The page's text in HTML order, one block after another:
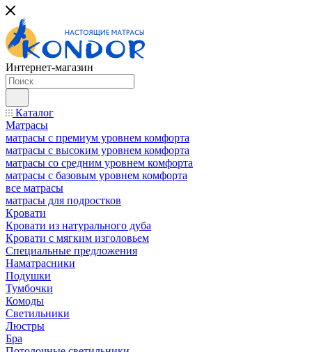
Интернет-магазин
Каталог
Матрасы
матрасы с премиум уровнем комфорта
матрасы с высоким уровнем комфорта
матрасы со средним уровнем комфорта
матрасы с базовым уровнем комфорта
все матрасы
матрасы для подростков
Кровати
Кровати из натурального дуба
Кровати с мягким изголовьем
Специальные предложения
Наматрасники
Подушки
Тумбочки
Комоды
Светильники
Люстры
Бра